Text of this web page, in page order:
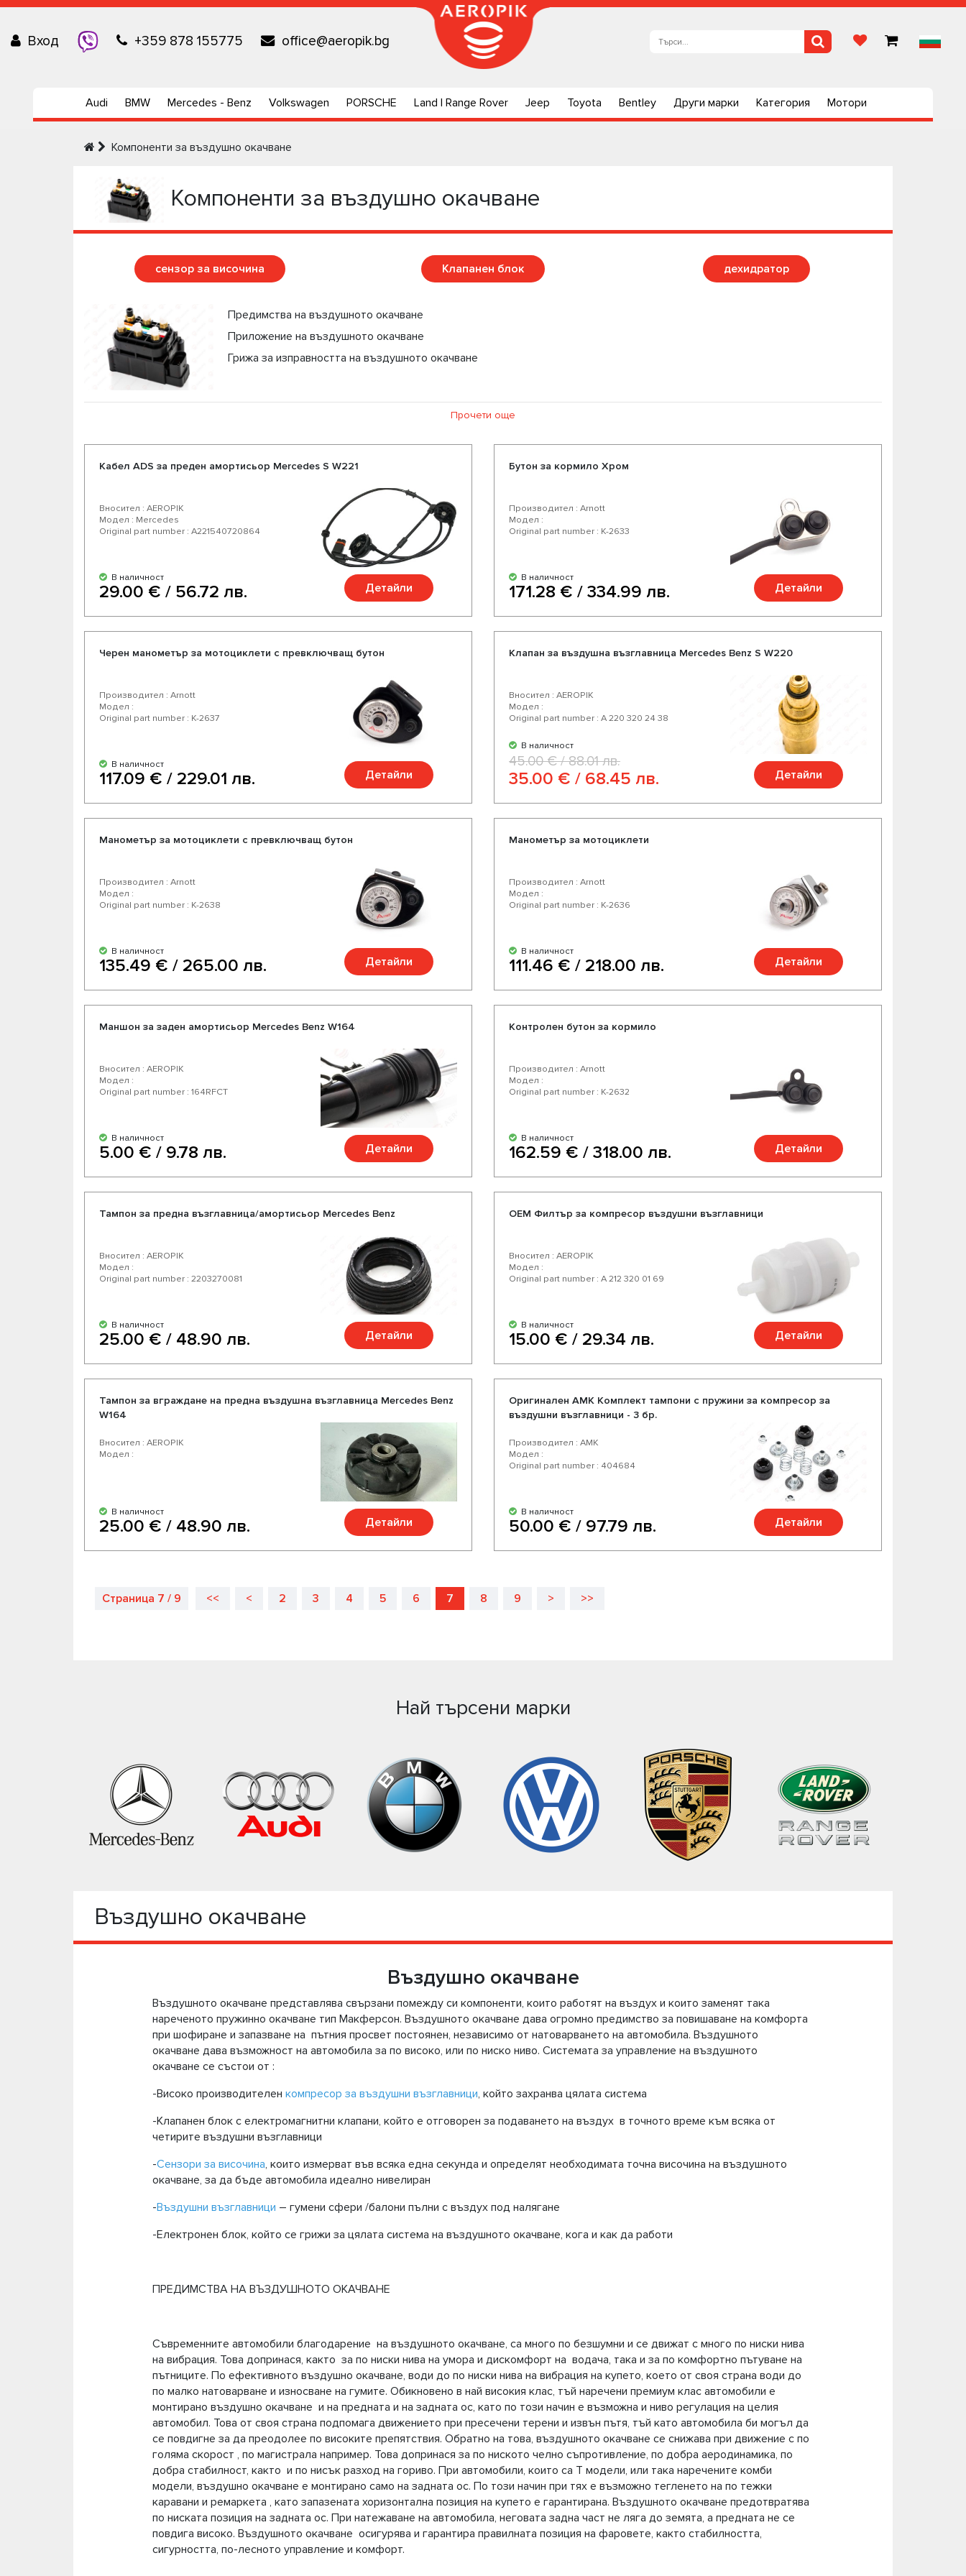
Вход +359 878 155775 office@aeropik.bg
Audi BMW Mercedes - Benz Volkswagen PORSCHE Land | Range Rover Jeep Toyota Bentley Други марки Категория Мотори
Компоненти за въздушно окачване
Компоненти за въздушно окачване
сензор за височина Клапанен блок дехидратор
Предимства на въздушното окачване
Приложение на въздушното окачване
Грижа за изправността на въздушното окачване
Прочети още
Кабел ADS за преден амортисьор Mercedes S W221
Вносител : AEROPIK
Модел : Mercedes
Original part number : A221540720864
В наличност
29.00 € / 56.72 лв. Детайли
Бутон за кормило Хром
Производител : Arnott
Модел :
Original part number : K-2633
В наличност
171.28 € / 334.99 лв. Детайли
Черен манометър за мотоциклети с превключващ бутон
Производител : Arnott
Модел :
Original part number : K-2637
В наличност
117.09 € / 229.01 лв. Детайли
Клапан за въздушна възглавница Mercedes Benz S W220
Вносител : AEROPIK
Модел :
Original part number : A 220 320 24 38
В наличност
45.00 € / 88.01 лв.
35.00 € / 68.45 лв. Детайли
Манометър за мотоциклети с превключващ бутон
Производител : Arnott
Модел :
Original part number : K-2638
В наличност
135.49 € / 265.00 лв. Детайли
Манометър за мотоциклети
Производител : Arnott
Модел :
Original part number : K-2636
В наличност
111.46 € / 218.00 лв. Детайли
Маншон за заден амортисьор Mercedes Benz W164
Вносител : AEROPIK
Модел :
Original part number : 164RFCT
В наличност
5.00 € / 9.78 лв. Детайли
Контролен бутон за кормило
Производител : Arnott
Модел :
Original part number : K-2632
В наличност
162.59 € / 318.00 лв. Детайли
Тампон за предна възглавница/амортисьор Mercedes Benz
Вносител : AEROPIK
Модел :
Original part number : 2203270081
В наличност
25.00 € / 48.90 лв. Детайли
OEM Филтър за компресор въздушни възглавници
Вносител : AEROPIK
Модел :
Original part number : A 212 320 01 69
В наличност
15.00 € / 29.34 лв. Детайли
Тампон за вграждане на предна въздушна възглавница Mercedes Benz
W164
Вносител : AEROPIK
Модел :
В наличност
25.00 € / 48.90 лв. Детайли
Оригинален AMK Комплект тампони с пружини за компресор за
въздушни възглавници - 3 бр.
Производител : AMK
Модел :
Original part number : 404684
В наличност
50.00 € / 97.79 лв. Детайли
Страница 7 / 9 << < 2 3 4 5 6 7 8 9 > >>
Най търсени марки
Въздушно окачване
Въздушно окачване
Въздушното окачване представлява свързани помежду си компоненти, които работят на въздух и които заменят така
нареченото пружинно окачване тип Макферсон. Въздушното окачване дава огромно предимство за повишаване на комфорта
при шофиране и запазване на пътния просвет постоянен, независимо от натоварването на автомобила. Въздушното
окачване дава възможност на автомобила за по високо, или по ниско ниво. Системата за управление на въздушното
окачване се състои от :
-Високо производителен компресор за въздушни възглавници, който захранва цялата система
-Клапанен блок с електромагнитни клапани, който е отговорен за подаването на въздух в точното време към всяка от
четирите въздушни възглавници
-Сензори за височина, които измерват във всяка една секунда и определят необходимата точна височина на въздушното
окачване, за да бъде автомобила идеално нивелиран
-Въздушни възглавници – гумени сфери /балони пълни с въздух под налягане
-Електронен блок, който се грижи за цялата система на въздушното окачване, кога и как да работи
ПРЕДИМСТВА НА ВЪЗДУШНОТО ОКАЧВАНЕ
Съвременните автомобили благодарение на въздушното окачване, са много по безшумни и се движат с много по ниски нива
на вибрация. Това допринася, както за по ниски нива на умора и дискомфорт на водача, така и за по комфортно пътуване на
пътниците. По ефективното въздушно окачване, води до по ниски нива на вибрация на купето, което от своя страна води до
по малко натоварване и износване на гумите. Обикновено в най високия клас, тъй наречени премиум клас автомобили е
монтирано въздушно окачване и на предната и на задната ос, като по този начин е възможна и ниво регулация на целия
автомобил. Това от своя страна подпомага движението при пресечени терени и извън пътя, тъй като автомобила би могъл да
се повдигне за да преодолее по високите препятствия. Обратно на това, въздушното окачване се снижава при движение с по
голяма скорост , по магистрала например. Това допринася за по ниското челно съпротивление, по добра аеродинамика, по
добра стабилност, както и по нисък разход на гориво. При автомобили, които са Т модели, или така наречените комби
модели, въздушно окачване е монтирано само на задната ос. По този начин при тях е възможно тегленето на по тежки
каравани и ремаркета , като запазената хоризонтална позиция на купето е гарантирана. Въздушното окачване предотвратява
по ниската позиция на задната ос. При натежаване на автомобила, неговата задна част не ляга до земята, а предната не се
повдига високо. Въздушното окачване осигурява и гарантира правилната позиция на фаровете, както стабилността,
сигурността, по-лесното управление и комфорт.